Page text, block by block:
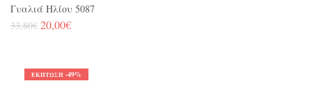
Γυαλιά Ηλίου 5087
33,80€ 20,00€
ΈΚΠΤΩΣΗ -49%